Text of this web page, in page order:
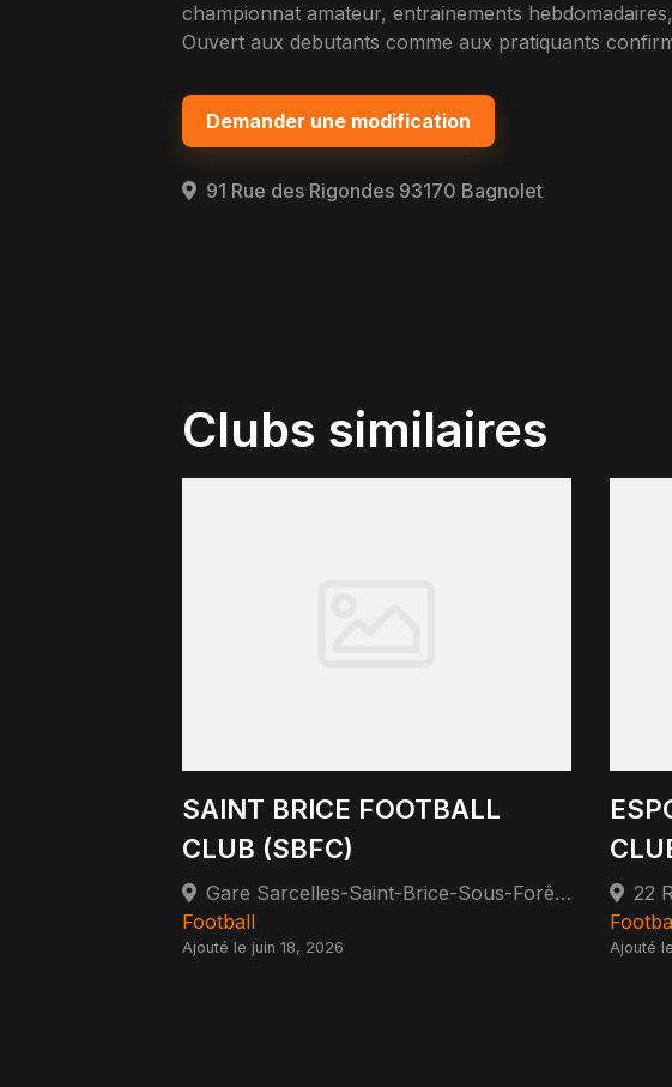
championnat amateur, entrainements
Ouvert aux debutants comme aux pratiquants
Demander une modification
91 Rue des Rigondes 93170 Bagnolet
Clubs similaires
SAINT BRICE FOOTBALL
CLUB (SBFC)
Gare Sarcelles-Saint-Brice-Sous-Forêt 95350 Saint-Brice-sous-Forêt
Football
Ajouté le juin 18, 2026
22
Ajouté